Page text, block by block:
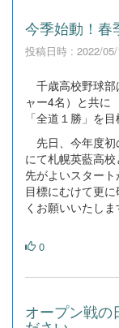
今季始動！春
投稿日時 : 2022/
千歳高校野球部
ャー4名）と共に
「全道１勝」を
先日、今年度初
にて札幌英藍高
先がよいスタート
目標にむけて更
くお願いいたしま
0
オープン戦の